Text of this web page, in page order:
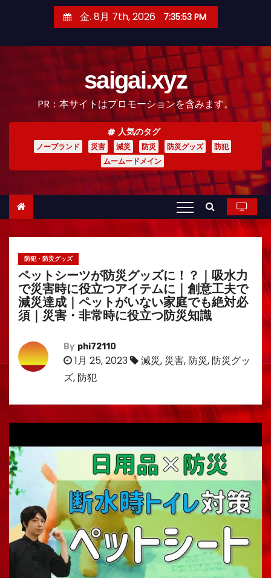
金. 8月 7th, 2026 7:35:54 PM
saigai.xyz
PR：本サイトはプロモーションを含みます。
人気のタグ
ノーブランド 災害 減災 防災 防災グッズ
防犯
ムームードメイン
防犯・防災グッズ
ペットシーツが防災グッズに！？｜吸水力
で災害時に役立つアイテムに｜創意工夫で
減災達成｜ペットがいない家庭でも絶対必
須｜災害・非常時に役立つ防災知識
By phi72110
1月 25, 2023 減災, 災害, 防災, 防災グッ
ズ, 防犯